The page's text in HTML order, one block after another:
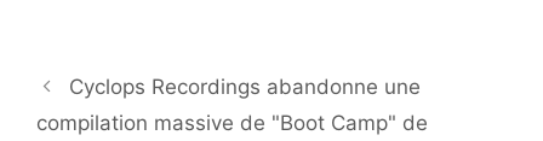
Cyclops Recordings abandonne une
compilation massive de "Boot Camp" de